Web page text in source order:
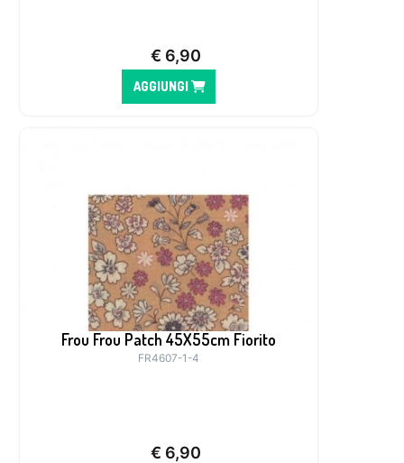
€ 6,90
AGGIUNGI
Frou Frou Patch 45X55cm Fiorito
FR4607-1-4
€ 6,90